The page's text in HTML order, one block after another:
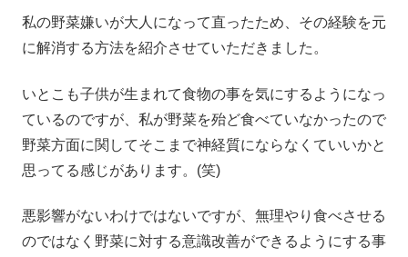
私の野菜嫌いが大人になって直ったため、その経験を元
に解消する方法を紹介させていただきました。
いとこも子供が生まれて食物の事を気にするようになっ
ているのですが、私が野菜を殆ど食べていなかったので
野菜方面に関してそこまで神経質にならなくていいかと
思ってる感じがあります。(笑)
悪影響がないわけではないですが、無理やり食べさせる
のではなく野菜に対する意識改善ができるようにする事